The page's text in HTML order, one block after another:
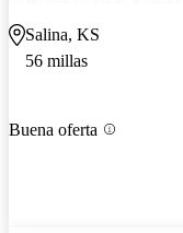
Salina, KS
56 millas
Buena oferta